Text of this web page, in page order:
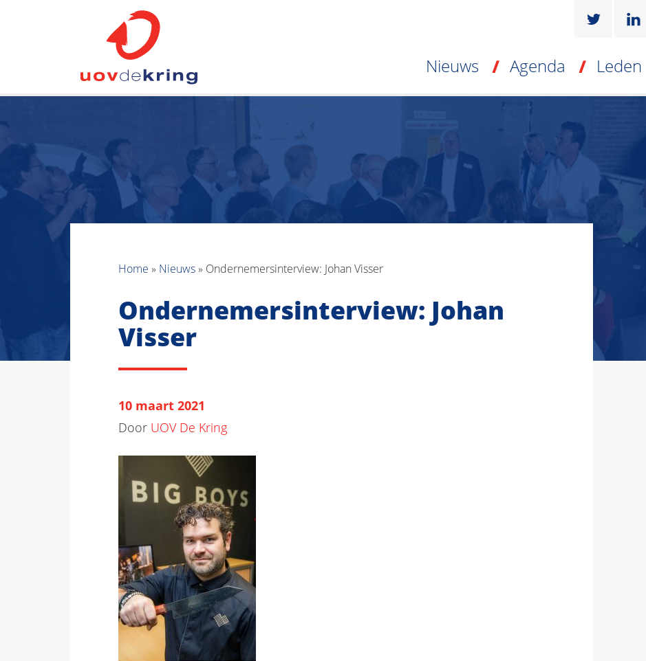
Nieuws Agenda Leden
Home » Nieuws» Ondernemersinterview: Johan Visser
Ondernemersinterview: Johan
Visser
10 maart 2021
Door UOV De Kring